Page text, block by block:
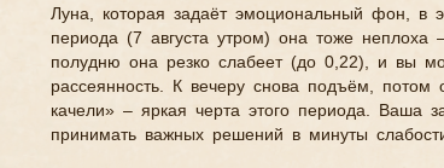
Луна, которая задаёт эмоциональный фон, в
периода (7 августа утром) она тоже
полудню она резко слабеет (до 0,22), и вы
рассеянность. К вечеру снова подъём, потом
качели» – яркая черта этого периода. Ваша
принимать важных решений в минуты